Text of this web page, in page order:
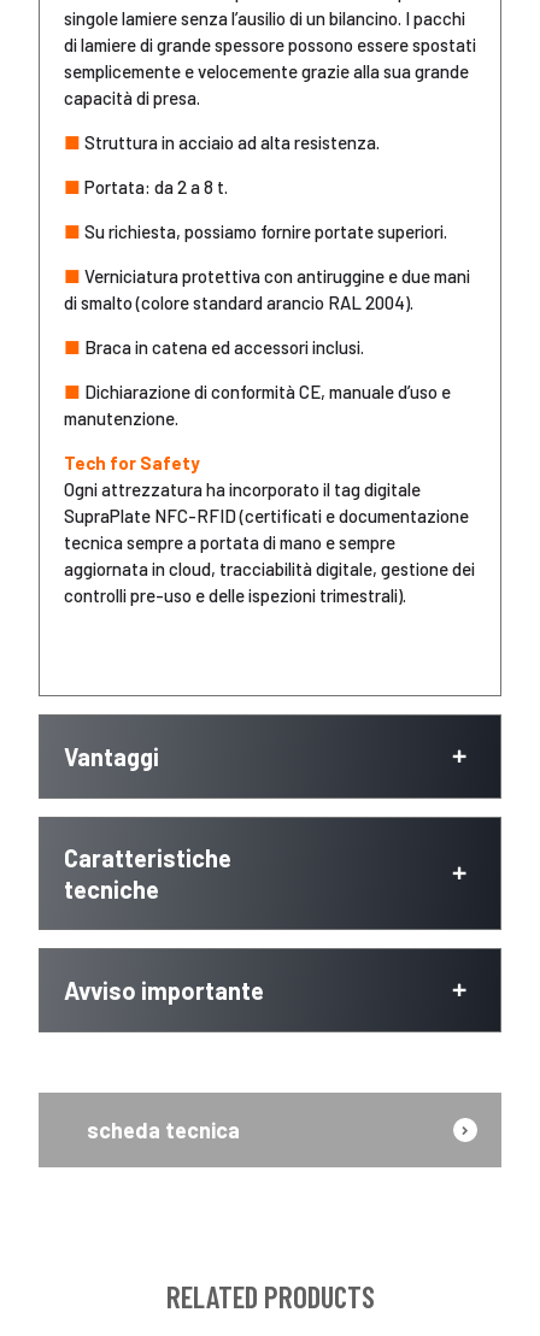
singole lamiere senza l’ausilio di un bilancino. I pacchi
di lamiere di grande spessore possono essere spostati
semplicemente e velocemente grazie alla sua grande
capacità di presa.
■ Struttura in acciaio ad alta resistenza.
■ Portata: da 2 a 8 t.
■ Su richiesta, possiamo fornire portate superiori.
■ Verniciatura protettiva con antiruggine e due mani
di smalto (colore standard arancio RAL 2004).
■ Braca in catena ed accessori inclusi.
■ Dichiarazione di conformità CE, manuale d’uso e
manutenzione.
Tech for Safety
Ogni attrezzatura ha incorporato il tag digitale
SupraPlate NFC-RFID (certificati e documentazione
tecnica sempre a portata di mano e sempre
aggiornata in cloud, tracciabilità digitale, gestione dei
controlli pre-uso e delle ispezioni trimestrali).
Vantaggi
Caratteristiche
tecniche
Avviso importante
scheda tecnica
RELATED PRODUCTS